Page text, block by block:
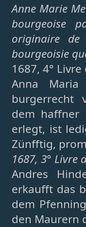
Anne Marie
bourgeoise
originaire
bourgeoisie
1687, 4°
Anna
burgerrecht
dem haffner
erlegt, ist
Zünfftig,
1687, 3° Livre
Andres
erkaufft das
dem
den Maurern